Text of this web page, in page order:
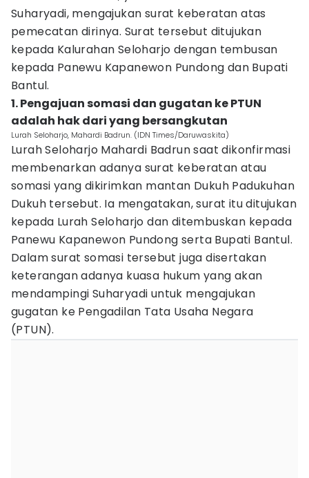
Suharyadi, mengajukan surat keberatan atas
pemecatan dirinya. Surat tersebut ditujukan
kepada Kalurahan Seloharjo dengan tembusan
kepada Panewu Kapanewon Pundong dan Bupati
Bantul.
1. Pengajuan somasi dan gugatan ke PTUN
adalah hak dari yang bersangkutan‎
Lurah Seloharjo, Mahardi Badrun. (IDN Times/Daruwaskita)
Lurah Seloharjo Mahardi Badrun saat dikonfirmasi
membenarkan adanya surat keberatan atau
somasi yang dikirimkan mantan Dukuh Padukuhan
Dukuh tersebut. Ia mengatakan, surat itu ditujukan
kepada Lurah Seloharjo dan ditembuskan kepada
Panewu Kapanewon Pundong serta Bupati Bantul.
Dalam surat somasi tersebut juga disertakan
keterangan adanya kuasa hukum yang akan
mendampingi Suharyadi untuk mengajukan
gugatan ke Pengadilan Tata Usaha Negara
(PTUN).